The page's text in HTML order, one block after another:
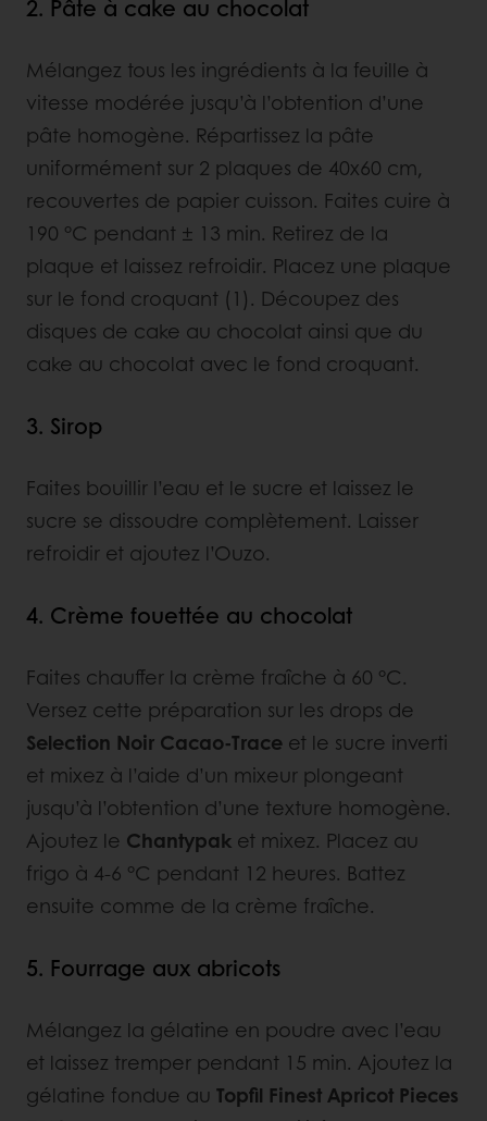
2. Pâte à cake au chocolat
Mélangez tous les ingrédients à la feuille à
vitesse modérée jusqu’à l’obtention d’une
pâte homogène. Répartissez la pâte
uniformément sur 2 plaques de 40x60 cm,
recouvertes de papier cuisson. Faites cuire à
190 °C pendant ± 13 min. Retirez de la
plaque et laissez refroidir. Placez une plaque
sur le fond croquant (1). Découpez des
disques de cake au chocolat ainsi que du
cake au chocolat avec le fond croquant.
3. Sirop
Faites bouillir l’eau et le sucre et laissez le
sucre se dissoudre complètement. Laisser
refroidir et ajoutez l’Ouzo.
4. Crème fouettée au chocolat
Faites chauffer la crème fraîche à 60 °C.
Versez cette préparation sur les drops de
Selection Noir Cacao-Trace et le sucre inverti
et mixez à l’aide d’un mixeur plongeant
jusqu’à l’obtention d’une texture homogène.
Ajoutez le Chantypak et mixez. Placez au
frigo à 4-6 °C pendant 12 heures. Battez
ensuite comme de la crème fraîche.
5. Fourrage aux abricots
Mélangez la gélatine en poudre avec l’eau
et laissez tremper pendant 15 min. Ajoutez la
gélatine fondue au Topfil Finest Apricot Pieces